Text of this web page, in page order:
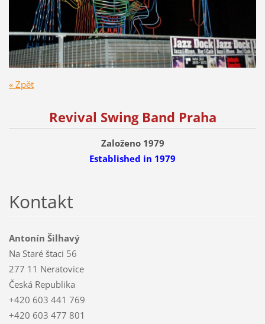
« Zpět
Revival Swing Band Praha
Založeno 1979
Established in 1979
Kontakt
Antonín Šilhavý
Na Staré štaci 56
277 11 Neratovice
Česká Republika
+420 603 441 769
+420 603 477 801